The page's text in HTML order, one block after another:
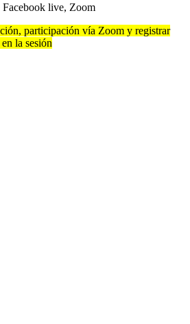
Facebook live, Zoom
participación vía Zoom y registrar
la sesión